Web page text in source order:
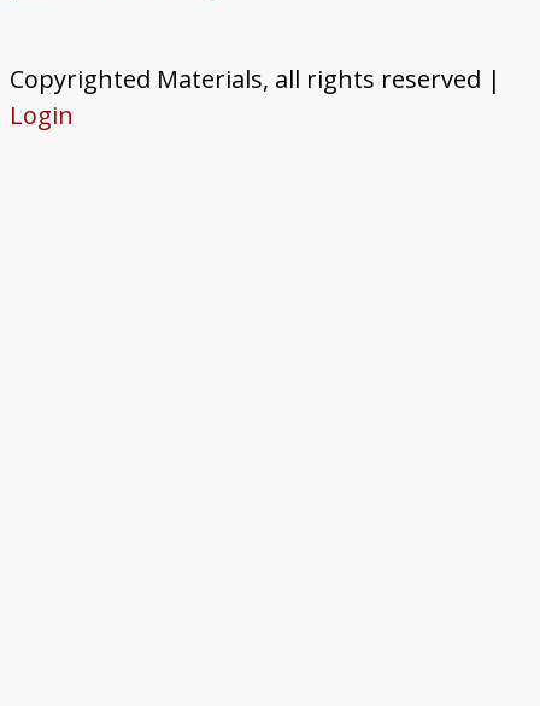
Copyrighted Materials, all rights reserved |
Login